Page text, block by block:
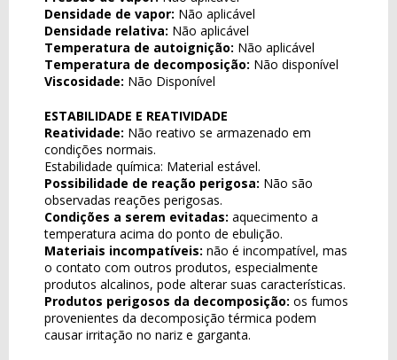
Densidade de vapor: Não aplicável
Densidade relativa: Não aplicável
Temperatura de autoignição: Não aplicável
Temperatura de decomposição: Não disponível
Viscosidade: Não Disponível
ESTABILIDADE E REATIVIDADE
Reatividade: Não reativo se armazenado em
condições normais.
Estabilidade química: Material estável.
Possibilidade de reação perigosa: Não são
observadas reações perigosas.
Condições a serem evitadas: aquecimento a
temperatura acima do ponto de ebulição.
Materiais incompatíveis: não é incompatível, mas
o contato com outros produtos, especialmente
produtos alcalinos, pode alterar suas características.
Produtos perigosos da decomposição: os fumos
provenientes da decomposição térmica podem
causar irritação no nariz e garganta.